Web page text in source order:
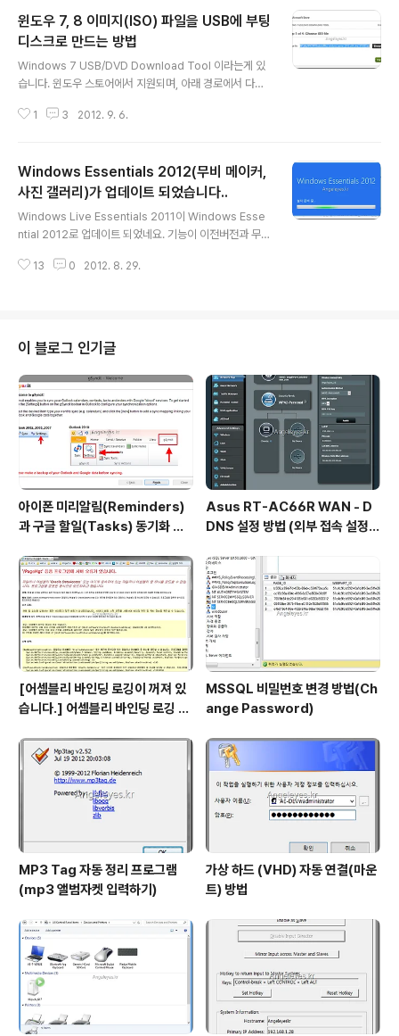
윈도우 7, 8 이미지(ISO) 파일을 USB에 부팅
디스크로 만드는 방법
Windows 7 USB/DVD Download Tool 이라는게 있
습니다. 윈도우 스토어에서 지원되며, 아래 경로에서 다운
니다.) http://images2.store.microsoft.com/prod/
있습니다. http://www.microsoftstore.com/store/
msstore/html/pbPage.Help_Win7_usbdvd_dwnT
ool 이전에는 MS이외의 회사에 툴로 이용하여 USB로 만
들곤 했었는데. MS에서 지원하는 제품이 있어서 이렇게
1 3 2012. 9. 6.
Windows Essentials 2012(무비 메이커,
사진 갤러리)가 업데이트 되었습니다..
Windows Live Essentials 2011이 Windows Esse
ntial 2012로 업데이트 되었네요. 기능이 이전버전과 무엇
아래로 가시면 됩니다. http://windows.microsoft.co
일과 가족보호 설정은 사용하지 않아 설치하지 않았습니
다. 그리고 기존에 2011버전이 설치 되어 있어서 업데이트
로 나옵니다. 하지만 저는 사진갤러리, SkyDrive는 설치
하고 싶지 않은데 자동으로 설치되는군요. 무비 메이커가
기존과는 달..
13 0 2012. 8. 29.
이 블로그 인기글
아이폰 미리알림(Reminders)
과 구글 할일(Tasks) 동기화 하
Asus RT-AC66R WAN - D
DNS 설정 방법 (외부 접속 설정
[어셈블리 바인딩 로깅이 꺼져 있
습니다.] 어셈블리 바인딩 로깅 시
MSSQL 비밀번호 변경 방법(Ch
ange Password)
MP3 Tag 자동 정리 프로그램
(mp3 앨범자켓 입력하기)
가상 하드 (VHD) 자동 연결(마운
트) 방법